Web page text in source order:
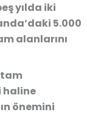
yılda iki
5.000
alanlarını
tam
haline
önemini